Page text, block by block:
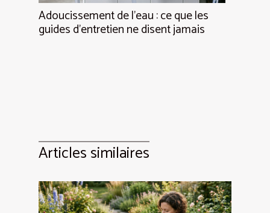
Adoucissement de l’eau : ce que les
guides d’entretien ne disent jamais
Articles similaires